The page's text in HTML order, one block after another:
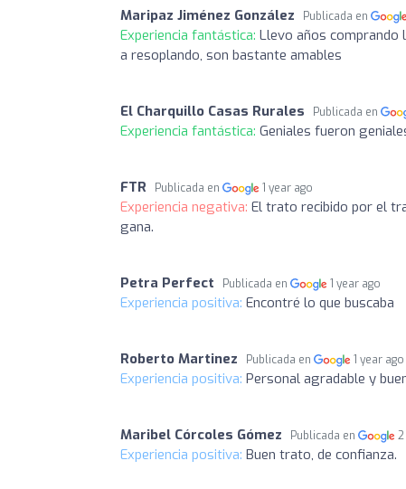
Maripaz Jiménez González Publicada en
Experiencia fantástica: Llevo años comprando
a resoplando, son bastante amables
El Charquillo Casas Rurales Publicada en
Experiencia fantástica: Geniales fueron
FTR Publicada en 1 year ago
Experiencia negativa: El trato recibido por el
gana.
Petra Perfect Publicada en 1 year ago
Experiencia positiva: Encontré lo que buscaba
Roberto Martinez Publicada en 1 year ago
Experiencia positiva: Personal agradable y
Maribel Córcoles Gómez Publicada en
Experiencia positiva: Buen trato, de confianza.